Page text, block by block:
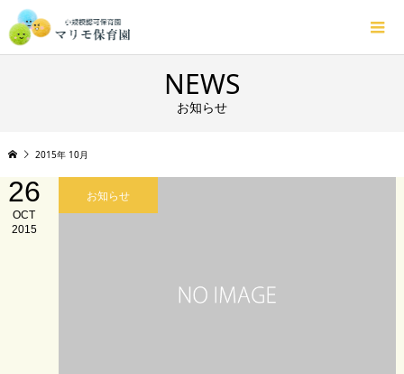
NEWS
お知らせ
2015年 10月
26
OCT
2015
お知らせ